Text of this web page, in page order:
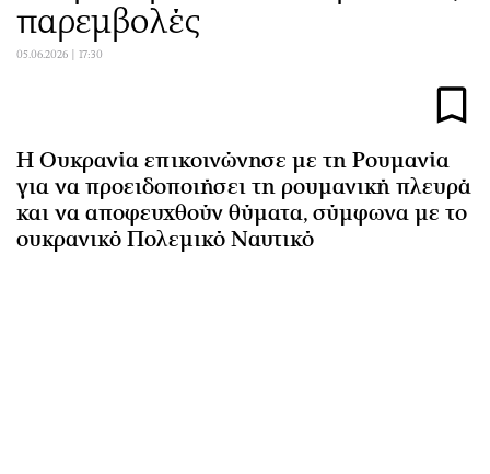
Αθλητισμός
Κύπρος
Κληρώσεις Allwyn
Οικονομική
Οικονομία
Real Estate
Αυτοκίνηση
Αφιερώματα
Πολιτική
Οικονομία
παρεμβολές
05.06.2026 | 17:30
Η Ουκρανία επικοινώνησε με τη Ρουμανία
για να προειδοποιήσει τη ρουμανική πλευρά
και να αποφευχθούν θύματα, σύμφωνα με το
ουκρανικό Πολεμικό Ναυτικό